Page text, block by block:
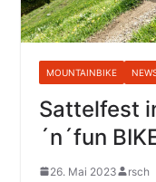
MOUNTAINBIKE
Sattelfest
´n´fun
26. Mai 2023
rsch